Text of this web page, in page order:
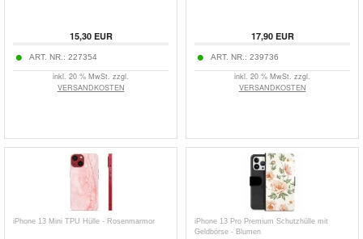
15,30 EUR
ART. NR.: 227354
inkl. 20 % MwSt. zzgl.
VERSANDKOSTEN
17,90 EUR
ART. NR.: 239736
inkl. 20 % MwSt. zzgl.
VERSANDKOSTEN
iPhone 13 Mini TPU Hülle - Rosenmarmor
iPhone 13 Pro Premium Schutzhülle mit
Geldbörse - Blumen